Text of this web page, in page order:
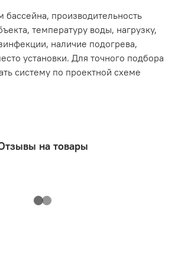
бассейна, производительность
температуру воды, нагрузку,
наличие подогрева,
установки. Для точного подбора
систему по проектной схеме
на товары